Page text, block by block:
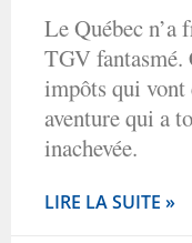
Le Québec n’a
TGV fantasmé.
impôts qui vont
aventure qui a
inachevée.
LIRE LA SUITE »